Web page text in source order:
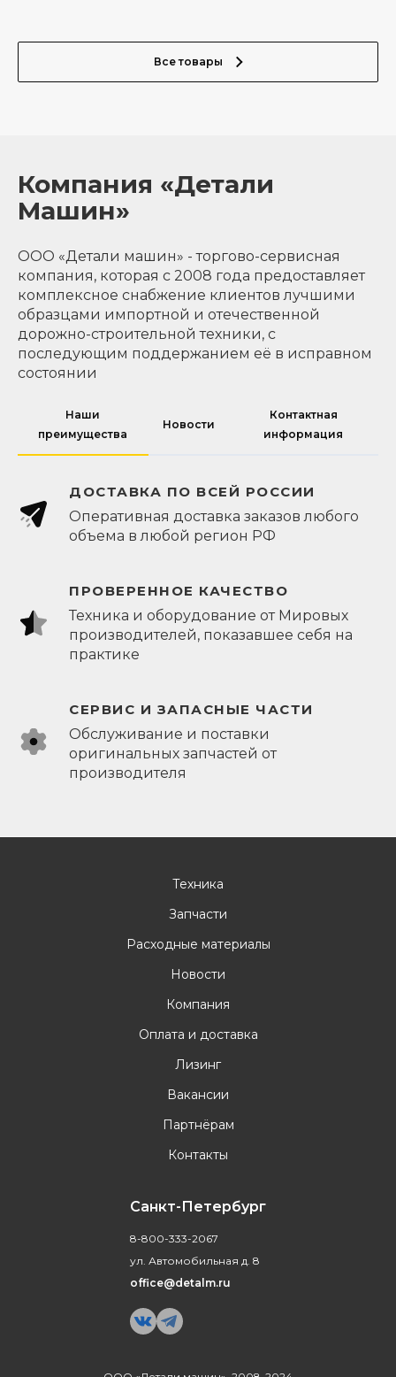
Все товары
Компания «Детали
Машин»
ООО «Детали машин» - торгово-сервисная
компания, которая с 2008 года предоставляет
комплексное снабжение клиентов лучшими
образцами импортной и отечественной
дорожно-строительной техники, с
последующим поддержанием её в исправном
состоянии
Наши
преимущества
Новости
Контактная
информация
ДОСТАВКА ПО ВСЕЙ РОССИИ
Оперативная доставка заказов любого
объема в любой регион РФ
ПРОВЕРЕННОЕ КАЧЕСТВО
Техника и оборудование от Мировых
производителей, показавшее себя на
практике
СЕРВИС И ЗАПАСНЫЕ ЧАСТИ
Обслуживание и поставки
оригинальных запчастей от
производителя
Техника
Запчасти
Расходные материалы
Новости
Компания
Оплата и доставка
Лизинг
Вакансии
Партнёрам
Контакты
Санкт-Петербург
8-800-333-2067
ул. Автомобильная д. 8
office@detalm.ru